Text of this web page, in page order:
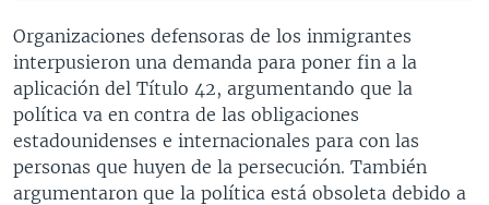
Organizaciones defensoras de los inmigrantes
interpusieron una demanda para poner fin a la
aplicación del Título 42, argumentando que la
política va en contra de las obligaciones
estadounidenses e internacionales para con las
personas que huyen de la persecución. También
argumentaron que la política está obsoleta debido a